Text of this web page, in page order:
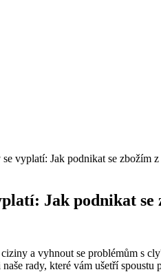
vyplatí: Jak podnikat se zbožím
Jak podnikat se
a vyhnout se problémům s
rady, které vám ušetří spoustu